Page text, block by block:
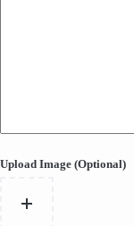
Upload Image (Optional)